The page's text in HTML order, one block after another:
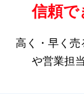
信頼で
高く・早く売
や営業担